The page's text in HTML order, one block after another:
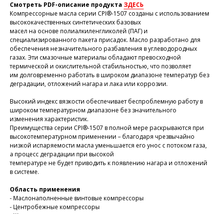
Смотреть PDF-описание продукта ЗДЕСЬ
Компрессорные масла серии CPI®-1507 созданы с использованием
высококачественных синтетических базовых
масел на основе полиалкиленгликолей (ПАГ) и
специализированного пакета присадок. Масло разработано для
обеспечения незначительного разбавления в углеводородных
газах. Эти смазочные материалы обладают превосходной
термической и окислительной стабильностью, что позволяет
им долговременно работать в широком диапазоне температур без
деградации, отложений нагара и лака или коррозии.
Высокий индекс вязкости обеспечивает беспроблемную работу в
широком температурном диапазоне без значительного
изменения характеристик.
Преимущества серии CPI®-1507 в полной мере раскрываются при
высокотемпературном применении – благодаря чрезвычайно
низкой испаряемости масла уменьшается его унос с потоком газа,
а процесс деградации при высокой
температуре не будет приводить к появлению нагара и отложений
в системе.
Область применения
- Маслонаполненные винтовые компрессоры
- Центробежные компрессоры